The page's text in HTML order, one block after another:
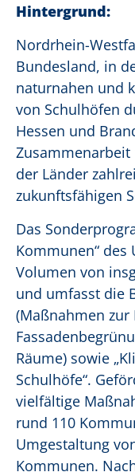
Hintergrund:
Nordrhein-
Bundesland, in
naturnahen und
von Schulhöfen
Hessen und
der Länder
zukunftsfähigen
Das
Kommunen“
Volumen von
und umfasst die
(Maßnahmen zur
Räume) sowie
Schulhöfe“.
vielfältige
rund 110
Umgestaltung
Kommunen.